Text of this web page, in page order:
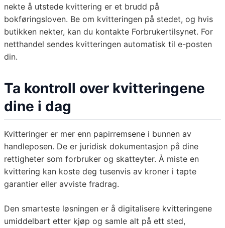
nekte å utstede kvittering er et brudd på
bokføringsloven. Be om kvitteringen på stedet, og hvis
butikken nekter, kan du kontakte Forbrukertilsynet. For
netthandel sendes kvitteringen automatisk til e-posten
din.
Ta kontroll over kvitteringene
dine i dag
Kvitteringer er mer enn papirremsene i bunnen av
handleposen. De er juridisk dokumentasjon på dine
rettigheter som forbruker og skatteyter. Å miste en
kvittering kan koste deg tusenvis av kroner i tapte
garantier eller avviste fradrag.
Den smarteste løsningen er å digitalisere kvitteringene
umiddelbart etter kjøp og samle alt på ett sted,